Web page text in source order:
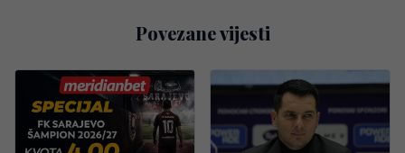
Povezane vijesti